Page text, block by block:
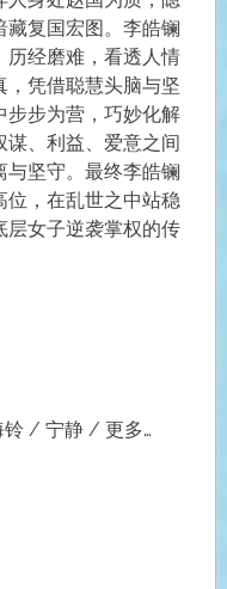
复国宏图。李皓镧
历经磨难，看透人情
凭借聪慧头脑与坚
步步为营，巧妙化解
、利益、爱意之间
与坚守。最终李皓镧
位，在乱世之中站稳
层女子逆袭掌权的传
/ 宁静 / 更多…